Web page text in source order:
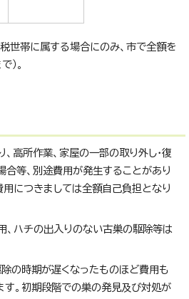
税世帯に属する場合にのみ、市で全額を
）。
高所作業、家屋の一部の取り外し・復
合等、別途費用が発生することがあり
用につきましては全額自己負担となり
、ハチの出入りのない古巣の駆除等は
の時期が遅くなったものほど費用も
す。初期段階での巣の発見及び対処が